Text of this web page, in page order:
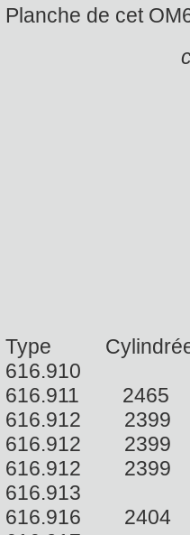
Planche de cet
Type
616.911
616.912 2399
616.912 2399
616.912 2399
616.913
616.916 2404